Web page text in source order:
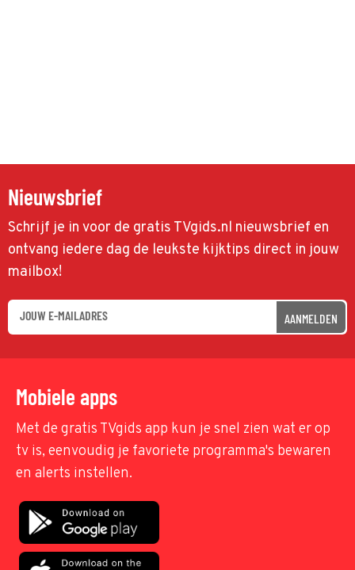
Nieuwsbrief
Schrijf je in voor de gratis TVgids.nl nieuwsbrief en
ontvang iedere dag de leukste kijktips direct in jouw
mailbox!
AANMELDEN
Mobiele apps
Met de gratis TVgids app kun je snel zien wat er op
tv is, eenvoudig je favoriete programma's bewaren
en alerts instellen.